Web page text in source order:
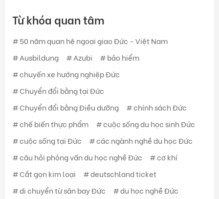
Từ khóa quan tâm
50 năm quan hệ ngoại giao Đức - Việt Nam
Ausbildung
Azubi
bảo hiểm
chuyến xe hướng nghiệp Đức
Chuyển đổi bằng tại Đức
Chuyển đổi bằng Điều dưỡng
chính sách Đức
chế biến thực phẩm
cuộc sống du học sinh Đức
cuộc sống tại Đức
các ngành nghề du học Đức
câu hỏi phỏng vấn du học nghề Đức
cơ khí
Cắt gọn kim loại
deutschland ticket
di chuyển từ sân bay Đức
du học nghề Đức